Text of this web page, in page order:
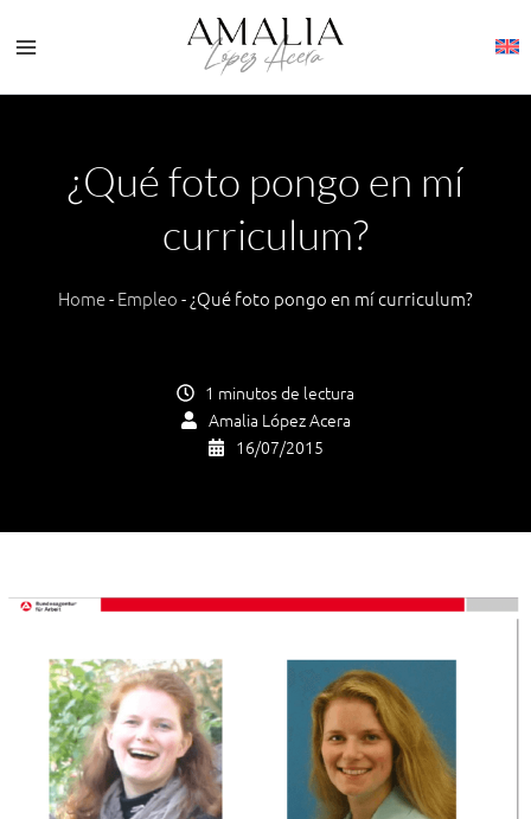
¿Qué foto pongo en mí
curriculum?
Home-Empleo-¿Qué foto pongo en mí curriculum?
1 minutos de lectura
Amalia López Acera
16/07/2015